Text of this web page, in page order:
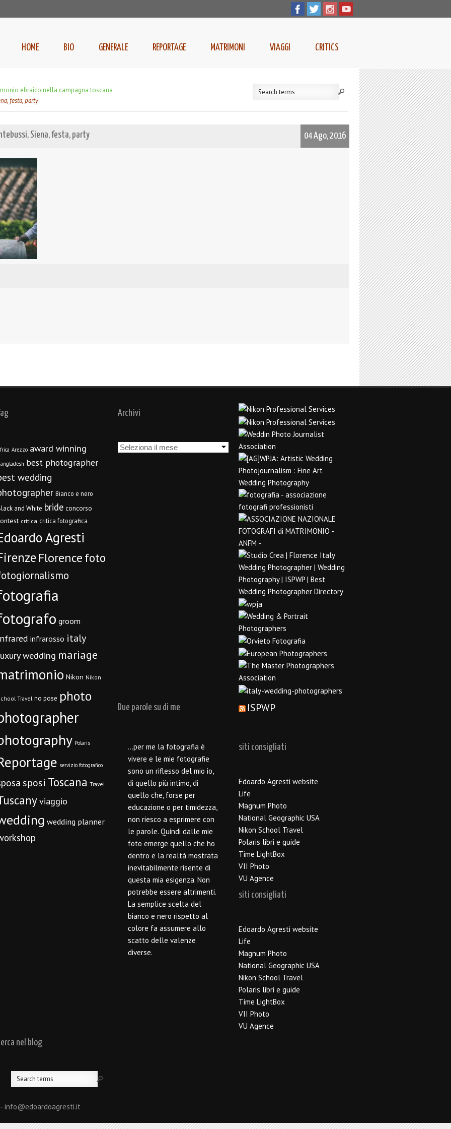
HOME BIO GENERALE REPORTAGE MATRIMONI VIAGGI CRITICS
ebraico nella campagna toscana
festa, party
Siena, festa, party 04 Ago, 2016
Arezzo award winning
best photographer
wedding
Bianco e nero
and White bride concorso
critica critica fotografica
Agresti
Florencefoto
groom
infrarosso italy
wedding mariage
Nikon Nikon
Travel no pose photo
Polaris
servizio fotografico
sposi Toscana Travel
viaggio
wedding planner
Archivi
Archivi
Due parole su di me
…per me la fotografia è
vivere e le mie fotografie
sono un riflesso del mio io,
di quello più intimo, di
quello che, forse per
educazione o per timidezza,
non riesco a esprimere con
le parole. Quindi dalle mie
foto emerge quello che ho
dentro e la realtà mostrata
inevitabilmente risente di
questa mia esigenza. Non
potrebbe essere altrimenti.
La semplice scelta del
bianco e nero rispetto al
colore fa assumere allo
scatto delle valenze
diverse.
ISPWP
siti consigliati
Edoardo Agresti website
Life
Magnum Photo
National Geographic USA
Nikon School Travel
Polaris libri e guide
Time LightBox
VII Photo
VU Agence
siti consigliati
Edoardo Agresti website
Life
Magnum Photo
National Geographic USA
Nikon School Travel
Polaris libri e guide
Time LightBox
VII Photo
VU Agence
nel blog
info@edoardoagresti.it